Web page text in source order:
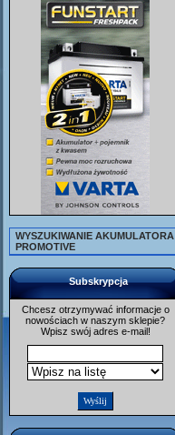
WYSZUKIWANIE AKUMULATORA
PROMOTIVE
Subskrypcja
Chcesz otrzymywać informacje o
nowościach w naszym sklepie?
Wpisz swój adres e-mail!